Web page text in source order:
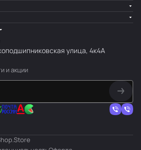
улица, 4к4А
и акции